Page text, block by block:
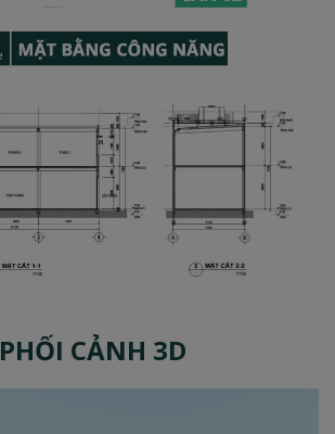
PHỐI CẢNH 3D